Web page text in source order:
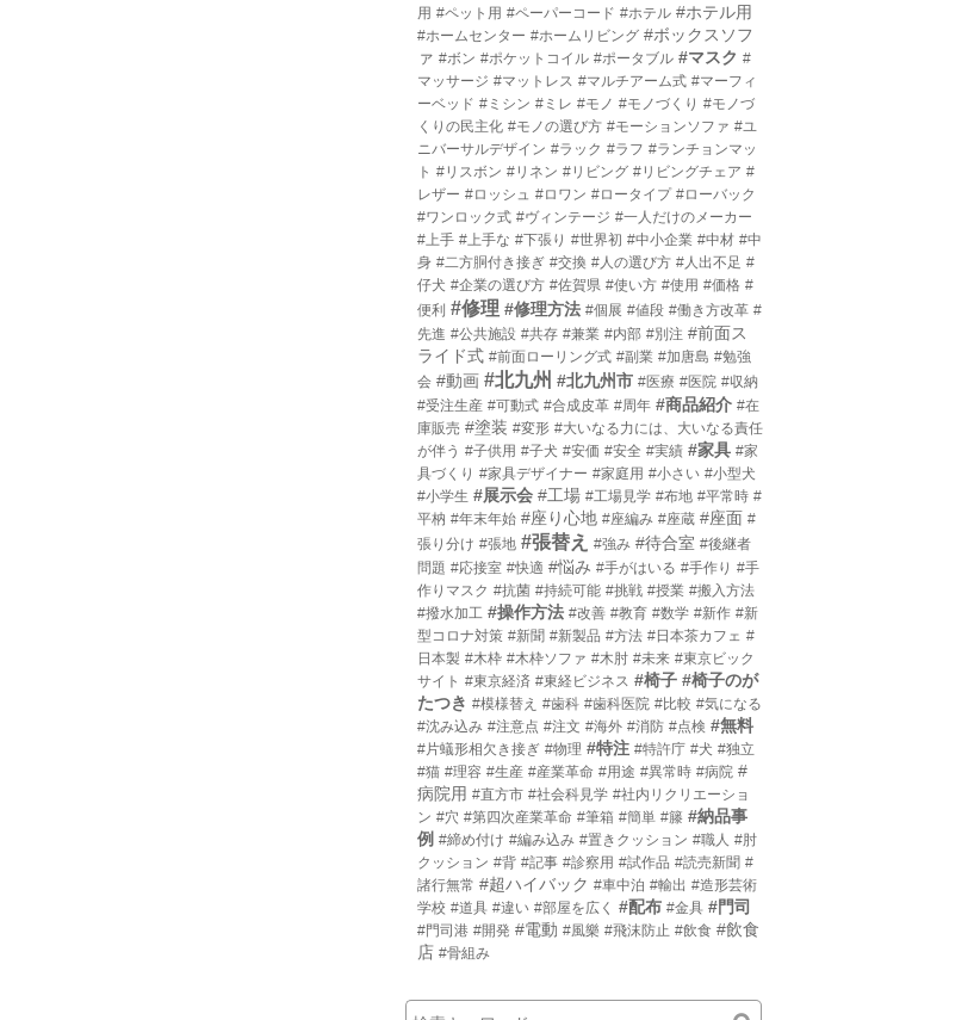
用 #ペット用 #ペーパーコード #ホテル #ホテル用
#ホームセンター #ホームリビング #ボックスソフ
ァ #ボン #ポケットコイル #ポータブル #マスク #
マッサージ #マットレス #マルチアーム式 #マーフィ
ーベッド #ミシン #ミレ #モノ #モノづくり #モノづ
くりの民主化 #モノの選び方 #モーションソファ #ユ
ニバーサルデザイン #ラック #ラフ #ランチョンマッ
ト #リスボン #リネン #リビング #リビングチェア #
レザー #ロッシュ #ロワン #ロータイプ #ローバック
#ワンロック式 #ヴィンテージ #一人だけのメーカー
#上手 #上手な #下張り #世界初 #中小企業 #中材 #中
身 #二方胴付き接ぎ #交換 #人の選び方 #人出不足 #
仔犬 #企業の選び方 #佐賀県 #使い方 #使用 #価格 #
便利 #修理 #修理方法 #個展 #値段 #働き方改革 #
先進 #公共施設 #共存 #兼業 #内部 #別注 #前面ス
ライド式 #前面ローリング式 #副業 #加唐島 #勉強
会 #動画 #北九州 #北九州市 #医療 #医院 #収納
#受注生産 #可動式 #合成皮革 #周年 #商品紹介 #在
庫販売 #塗装 #変形 #大いなる力には、大いなる責任
が伴う #子供用 #子犬 #安価 #安全 #実績 #家具 #家
具づくり #家具デザイナー #家庭用 #小さい #小型犬
#小学生 #展示会 #工場 #工場見学 #布地 #平常時 #
平枘 #年末年始 #座り心地 #座編み #座蔵 #座面 #
張り分け #張地 #張替え #強み #待合室 #後継者
問題 #応接室 #快適 #悩み #手がはいる #手作り #手
作りマスク #抗菌 #持続可能 #挑戦 #授業 #搬入方法
#撥水加工 #操作方法 #改善 #教育 #数学 #新作 #新
型コロナ対策 #新聞 #新製品 #方法 #日本茶カフェ #
日本製 #木枠 #木枠ソファ #木肘 #未来 #東京ビック
サイト #東京経済 #東経ビジネス #椅子 #椅子のが
たつき #模様替え #歯科 #歯科医院 #比較 #気になる
#沈み込み #注意点 #注文 #海外 #消防 #点検 #無料
#片蟻形相欠き接ぎ #物理 #特注 #特許庁 #犬 #独立
#猫 #理容 #生産 #産業革命 #用途 #異常時 #病院 #
病院用 #直方市 #社会科見学 #社内リクリエーショ
ン #穴 #第四次産業革命 #筆箱 #簡単 #籐 #納品事
例 #締め付け #編み込み #置きクッション #職人 #肘
クッション #背 #記事 #診察用 #試作品 #読売新聞 #
諸行無常 #超ハイバック #車中泊 #輸出 #造形芸術
学校 #道具 #違い #部屋を広く #配布 #金具 #門司
#門司港 #開発 #電動 #風樂 #飛沫防止 #飲食 #飲食
店 #骨組み